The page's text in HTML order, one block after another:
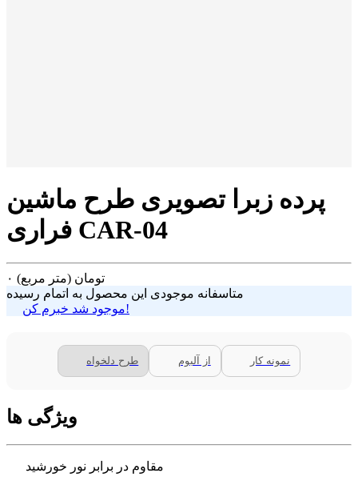
پرده زبرا تصویری طرح ماشین
فراری CAR-04
۰ تومان (متر مربع)
متاسفانه موجودی این محصول به اتمام رسیده
موجود شد خبرم کن!
طرح دلخواه از آلبوم نمونه کار
ویژگی ها
مقاوم در برابر نور خورشید